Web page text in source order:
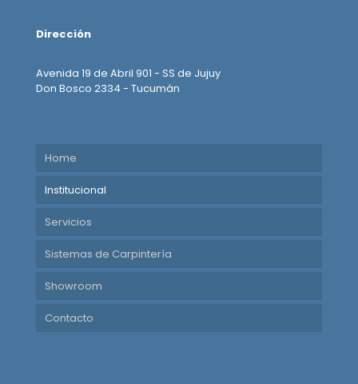
Dirección
Avenida 19 de Abril 901 - SS de Jujuy
Don Bosco 2334 - Tucumán
Home
Institucional
Servicios
Sistemas de Carpintería
Showroom
Contacto